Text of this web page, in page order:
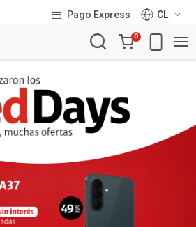
Pago Express
CL
Carro
de
0